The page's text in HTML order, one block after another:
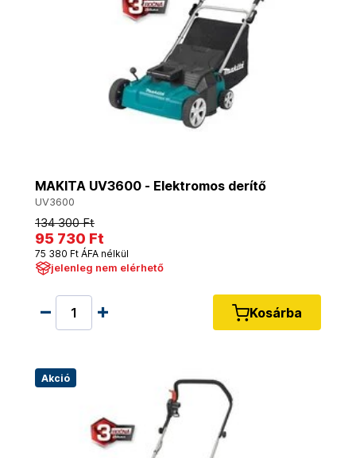
MAKITA UV3600 - Elektromos derítő
UV3600
134 300 Ft
95 730 Ft
75 380 Ft ÁFA nélkül
jelenleg nem elérhető
Kosárba
Akció